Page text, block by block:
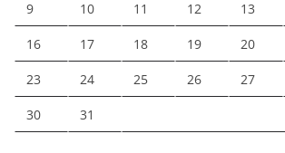
9 10 11 12 13
16 17 18 19 20
23 24 25 26 27
30 31